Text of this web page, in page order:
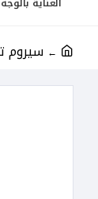
سيروم